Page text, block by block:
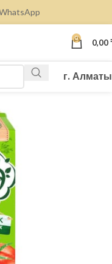
0 0,00
г. Алматы